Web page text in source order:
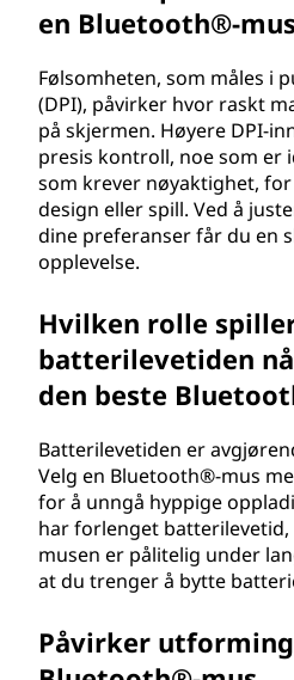
en Bluetooth®-
Følsomheten, som måles i
(DPI), påvirker hvor raskt
på skjermen. Høyere DPI-
presis kontroll, noe som er
som krever nøyaktighet,
design eller spill. Ved å
dine preferanser får du en
opplevelse.
Hvilken rolle
batterilevetiden
den beste
Batterilevetiden er
Velg en Bluetooth®-mus
for å unngå hyppige
har forlenget
musen er pålitelig under
at du trenger å bytte
Påvirker